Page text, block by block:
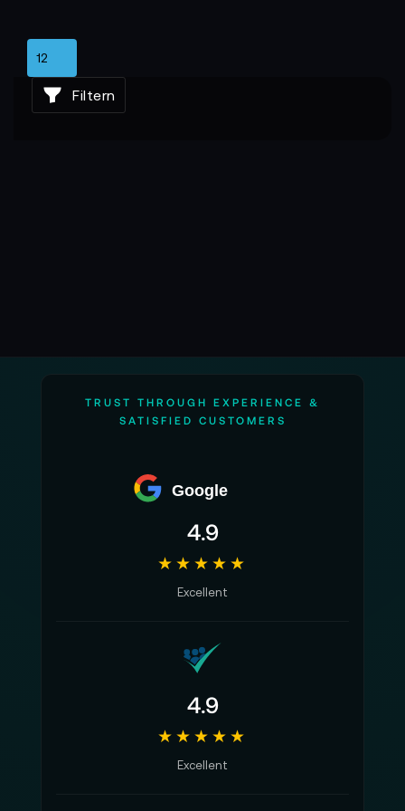
Studios kombinieren oder erweitern ihre Funktionen
durch Plugins für Grafik, Automation oder Live-
Datenvisualisierung. Damit wächst die Software mit
Filtern
TRUST THROUGH EXPERIENCE &
SATISFIED CUSTOMERS
Google
4.9
★★★★★
Excellent
4.9
★★★★★
Excellent